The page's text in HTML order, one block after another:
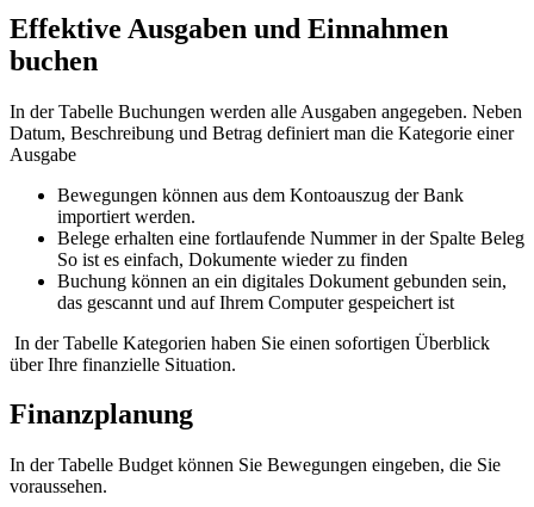
Effektive Ausgaben und Einnahmen
buchen
In der Tabelle Buchungen werden alle Ausgaben angegeben. Neben
Datum, Beschreibung und Betrag definiert man die Kategorie einer
Ausgabe
Bewegungen können aus dem Kontoauszug der Bank
importiert werden.
Belege erhalten eine fortlaufende Nummer in der Spalte Beleg
So ist es einfach, Dokumente wieder zu finden
Buchung können an ein digitales Dokument gebunden sein,
das gescannt und auf Ihrem Computer gespeichert ist
In der Tabelle Kategorien haben Sie einen sofortigen Überblick
über Ihre finanzielle Situation.
Finanzplanung
In der Tabelle Budget können Sie Bewegungen eingeben, die Sie
voraussehen.